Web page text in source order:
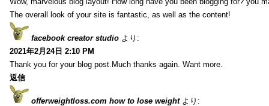
The overall look of your site is fantastic, as well as the content!
facebook creator studio より:
2021年2月24日 2:10 PM
Thank you for your blog post.Much thanks again. Want more.
返信
offerweightloss.com how to lose weight より: